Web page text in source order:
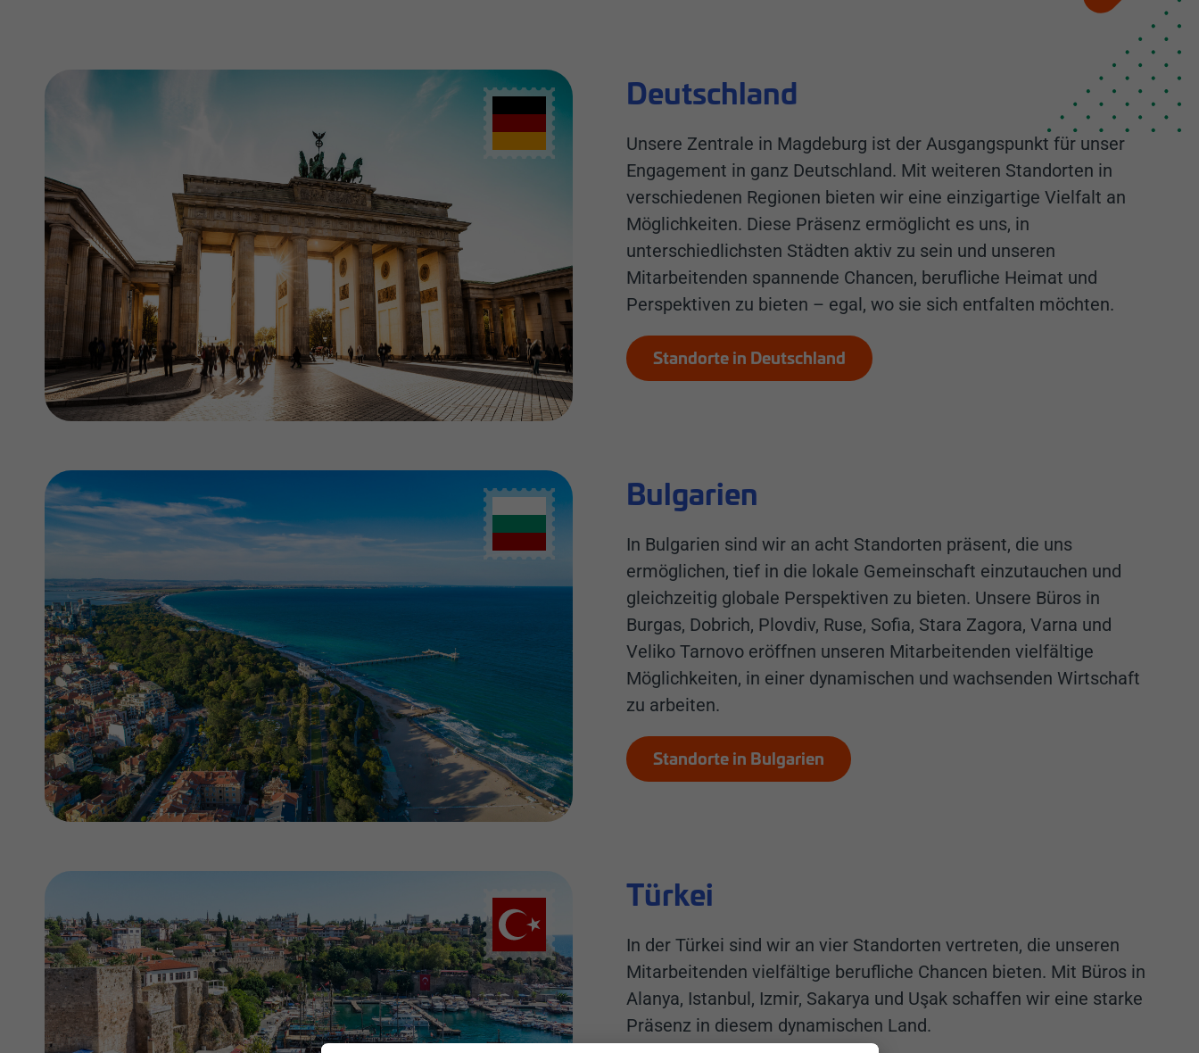
Deutschland
Unsere Zentrale in Magdeburg ist der Ausgangspunkt für unser
Engagement in ganz Deutschland. Mit weiteren Standorten in
verschiedenen Regionen bieten wir eine einzigartige Vielfalt an
Möglichkeiten. Diese Präsenz ermöglicht es uns, in
unterschiedlichsten Städten aktiv zu sein und unseren
Mitarbeitenden spannende Chancen, berufliche Heimat und
Perspektiven zu bieten – egal, wo sie sich entfalten möchten.
Standorte in Deutschland
Bulgarien
In Bulgarien sind wir an acht Standorten präsent, die uns
ermöglichen, tief in die lokale Gemeinschaft einzutauchen und
gleichzeitig globale Perspektiven zu bieten. Unsere Büros in
Burgas, Dobrich, Plovdiv, Ruse, Sofia, Stara Zagora, Varna und
Veliko Tarnovo eröffnen unseren Mitarbeitenden vielfältige
Möglichkeiten, in einer dynamischen und wachsenden Wirtschaft
zu arbeiten.
Standorte in Bulgarien
Türkei
In der Türkei sind wir an vier Standorten vertreten, die unseren
Mitarbeitenden vielfältige berufliche Chancen bieten. Mit Büros in
Alanya, Istanbul, Izmir, Sakarya und Uşak schaffen wir eine starke
Präsenz in diesem dynamischen Land.